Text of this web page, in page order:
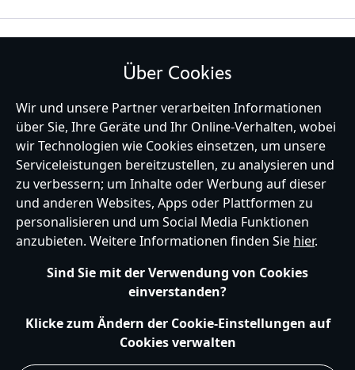
Germany
Hilfe Nutzungsbedingungen Datenschutzerklärung
Site Map
Richtlinien für Cookies
EU Datenschutzhinweis
Impressum
Allgemeine Verkaufsbedingungen
Über Cookies
Wir und unsere Partner verarbeiten Informationen
über Sie, Ihre Geräte und Ihr Online-Verhalten, wobei
wir Technologien wie Cookies einsetzen, um unsere
Serviceleistungen bereitzustellen, zu analysieren und
zu verbessern; um Inhalte oder Werbung auf dieser
und anderen Websites, Apps oder Plattformen zu
personalisieren und um Social Media Funktionen
anzubieten. Weitere Informationen finden Sie hier.
Sind Sie mit der Verwendung von Cookies
einverstanden?
Klicke zum Ändern der Cookie-Einstellungen auf
Cookies verwalten